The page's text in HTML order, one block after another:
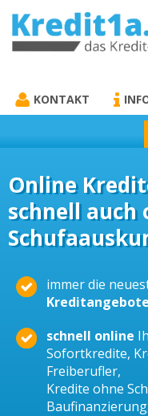
KREDIT1A.DE
KONTAKT
Online
schnell auch
immer die
Kreditangebote
schnell online
Sofortkredite,
Freiberufler,
Kredite ohne